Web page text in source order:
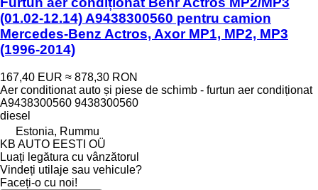
(01.02-12.14) A9438300560 pentru camion
Mercedes-Benz Actros, Axor MP1, MP2, MP3
(1996-2014)
167,40 EUR ≈ 878,30 RON
Aer conditionat auto și piese de schimb - furtun aer condiționat
A9438300560 9438300560
diesel
Estonia, Rummu
KB AUTO EESTI OÜ
Luați legătura cu vânzătorul
Vindeți utilaje sau vehicule?
Faceți-o cu noi!